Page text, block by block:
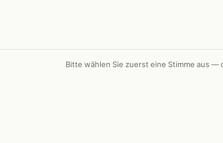
Bitte wählen Sie zuerst eine Stimme aus —